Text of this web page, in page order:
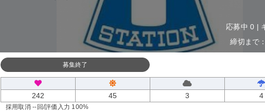
応募中 0 |
締切まで
募集終了
242 45 3 4
採用取消 --回/評価入力 100%